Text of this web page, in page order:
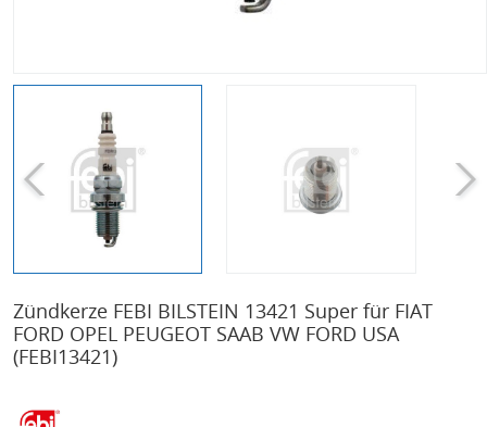
Zündkerze FEBI BILSTEIN 13421 Super für FIAT
FORD OPEL PEUGEOT SAAB VW FORD USA
(FEBI13421)